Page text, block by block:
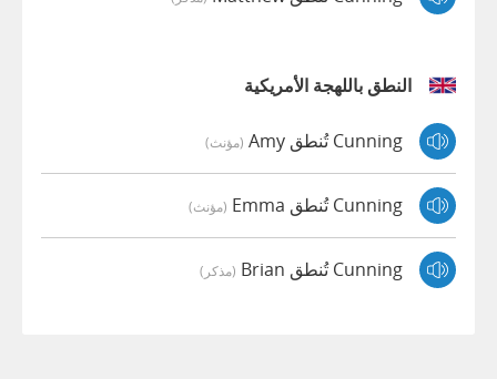
النطق باللهجة الأمريكية
Cunning تُنطق Amy (مؤنث)
Cunning تُنطق Emma (مؤنث)
Cunning تُنطق Brian (مذكر)